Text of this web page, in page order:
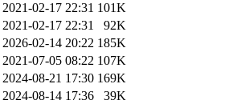
2021-02-17 22:31 101K
2021-02-17 22:31
92K
2026-02-14 20:22 185K
2021-07-05 08:22 107K
2024-08-21 17:30 169K
2024-08-14 17:36
39K